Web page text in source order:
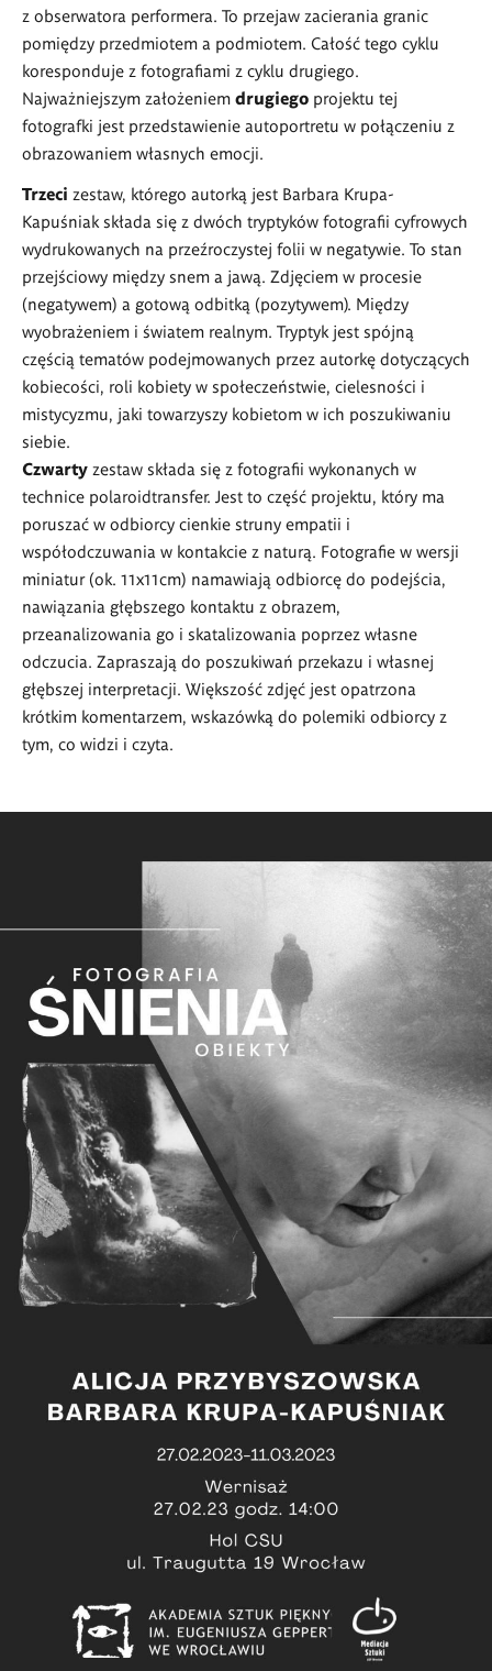
z obserwatora performera. To przejaw zacierania granic
pomiędzy przedmiotem a podmiotem. Całość tego cyklu
koresponduje z fotografiami z cyklu drugiego.
Najważniejszym założeniem drugiego projektu tej
fotografki jest przedstawienie autoportretu w połączeniu z
obrazowaniem własnych emocji.
Trzeci zestaw, którego autorką jest Barbara Krupa-
Kapuśniak składa się z dwóch tryptyków fotografii cyfrowych
wydrukowanych na przeźroczystej folii w negatywie. To stan
przejściowy między snem a jawą. Zdjęciem w procesie
(negatywem) a gotową odbitką (pozytywem). Między
wyobrażeniem i światem realnym. Tryptyk jest spójną
częścią tematów podejmowanych przez autorkę dotyczących
kobiecości, roli kobiety w społeczeństwie, cielesności i
mistycyzmu, jaki towarzyszy kobietom w ich poszukiwaniu
siebie.
Czwarty zestaw składa się z fotografii wykonanych w
technice polaroidtransfer. Jest to część projektu, który ma
poruszać w odbiorcy cienkie struny empatii i
współodczuwania w kontakcie z naturą. Fotografie w wersji
miniatur (ok. 11x11cm) namawiają odbiorcę do podejścia,
nawiązania głębszego kontaktu z obrazem,
przeanalizowania go i skatalizowania poprzez własne
odczucia. Zapraszają do poszukiwań przekazu i własnej
głębszej interpretacji. Większość zdjęć jest opatrzona
krótkim komentarzem, wskazówką do polemiki odbiorcy z
tym, co widzi i czyta.